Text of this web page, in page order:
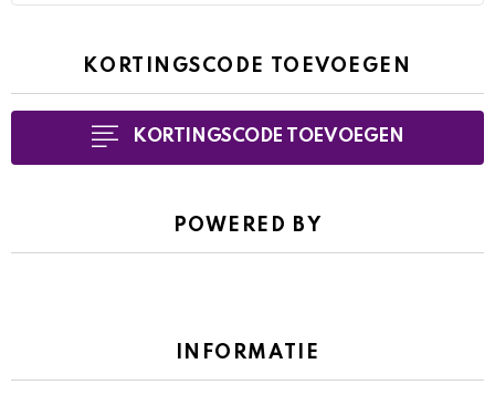
KORTINGSCODE TOEVOEGEN
KORTINGSCODE TOEVOEGEN
POWERED BY
INFORMATIE